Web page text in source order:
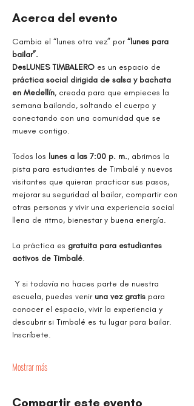
Acerca del evento
Cambia el “lunes otra vez” por “lunes para
bailar”.
DesLUNES TIMBALERO es un espacio de
práctica social dirigida de salsa y bachata
en Medellín, creada para que empieces la
semana bailando, soltando el cuerpo y
conectando con una comunidad que se
mueve contigo.
Todos los lunes a las 7:00 p. m., abrimos la
pista para estudiantes de Timbalé y nuevos
visitantes que quieran practicar sus pasos,
mejorar su seguridad al bailar, compartir con
otras personas y vivir una experiencia social
llena de ritmo, bienestar y buena energía.
La práctica es gratuita para estudiantes
activos de Timbalé.
escuela, puedes venir una vez gratis para
conocer el espacio, vivir la experiencia y
descubrir si Timbalé es tu lugar para bailar.
Inscríbete.
Mostrar más
Compartir este evento